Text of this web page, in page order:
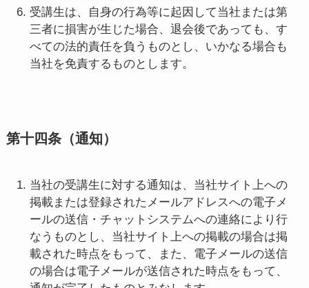
受講生は、自身の行為等に起因して当社または第
三者に損害が生じた場合、退会後であっても、す
べての法的責任を負うものとし、いかなる場合も
当社を免責するものとします。
第十四条（通知）
当社の受講生に対する通知は、当社サイト上への
掲載または登録されたメールアドレスへの電子メ
ールの送信・チャットシステムへの連絡により行
なうものとし、当社サイト上への掲載の場合は掲
載された時点をもって、また、電子メールの送信
の場合は電子メールが送信された時点をもって、